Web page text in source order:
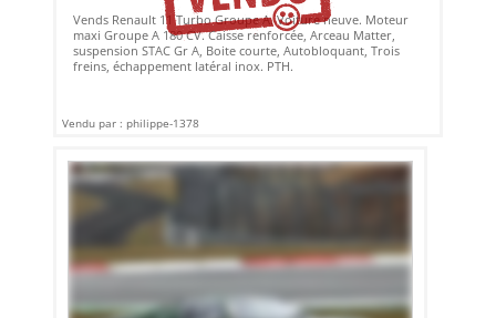
Vends Renault 11 Turbo Groupe A. Voiture neuve. Moteur
maxi Groupe A 180 CV. Caisse renforcée, Arceau Matter,
suspension STAC Gr A, Boite courte, Autobloquant, Trois
freins, échappement latéral inox. PTH.
Vendu par : philippe-1378